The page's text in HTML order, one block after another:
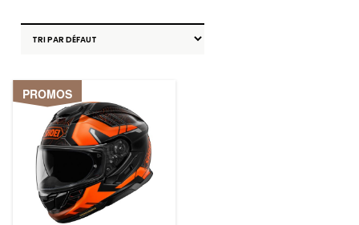
PROMOS